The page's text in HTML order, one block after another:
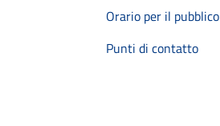
Orario per il pubblico
Punti di contatto